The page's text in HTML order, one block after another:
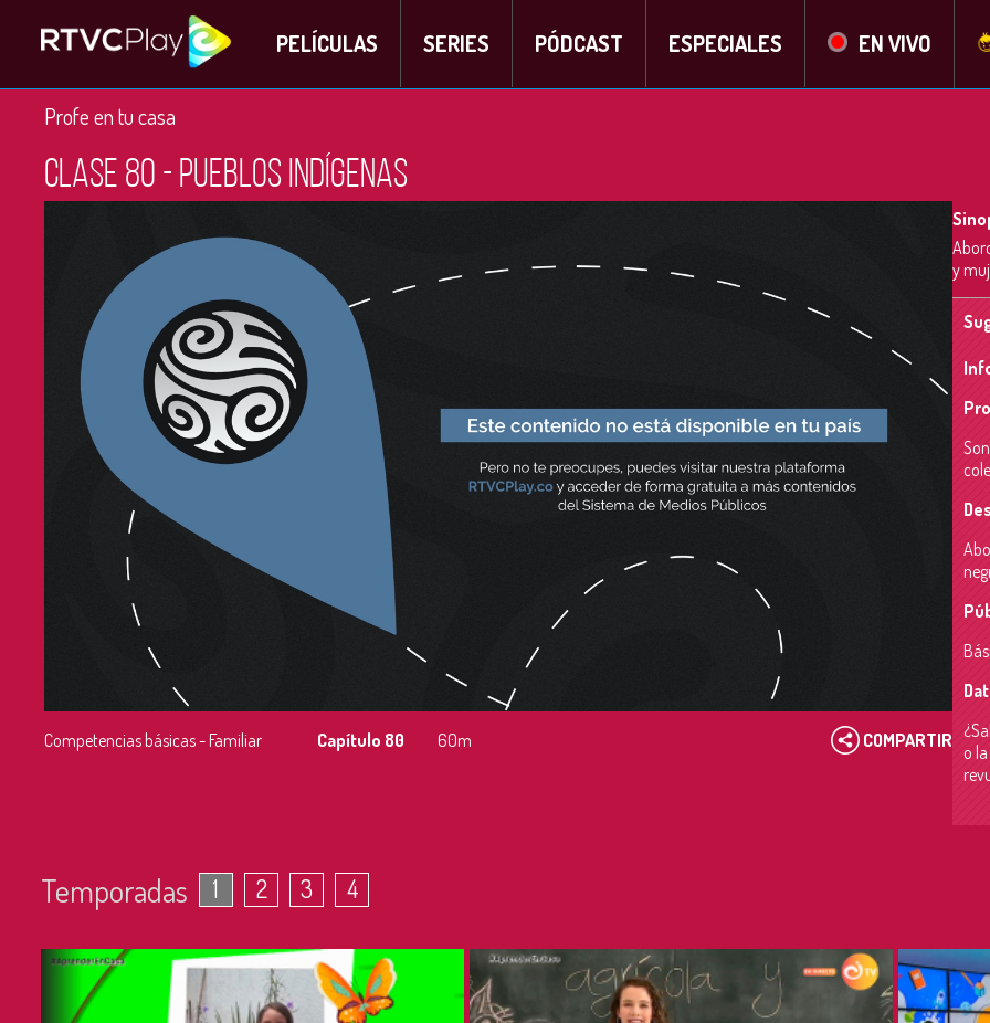
PELÍCULAS SERIES PÓDCAST ESPECIALES EN VIVO
Profe en tu casa
Clase 80 - Pueblos indígenas
Competencias básicas - Familiar Capítulo 80 60m COMPARTIR
y
o
Temporadas 1 2 3 4